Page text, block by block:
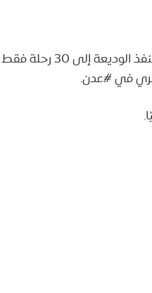
? الوثيقة التي تتحدث عن تقليص عدد
في #عدن.